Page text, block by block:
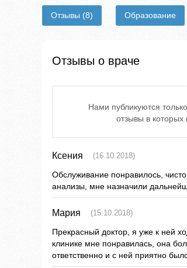
Отзывы (8) Образование
Отзывы о враче
Нами публикуются
отзывы в
Ксения (16.10.2018)
Обслуживание понравилось,
анализы, мне назначили
Мария (15.10.2018)
Прекрасный доктор, я уже к ней
клинике мне понравилась, она
ответственно и с ней приятно